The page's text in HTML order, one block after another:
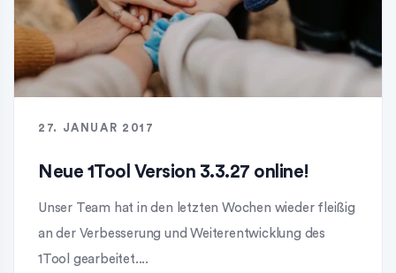
27. JANUAR 2017
Neue 1Tool Version 3.3.27 online!
Unser Team hat in den letzten Wochen wieder fleißig
an der Verbesserung und Weiterentwicklung des
1Tool gearbeitet....